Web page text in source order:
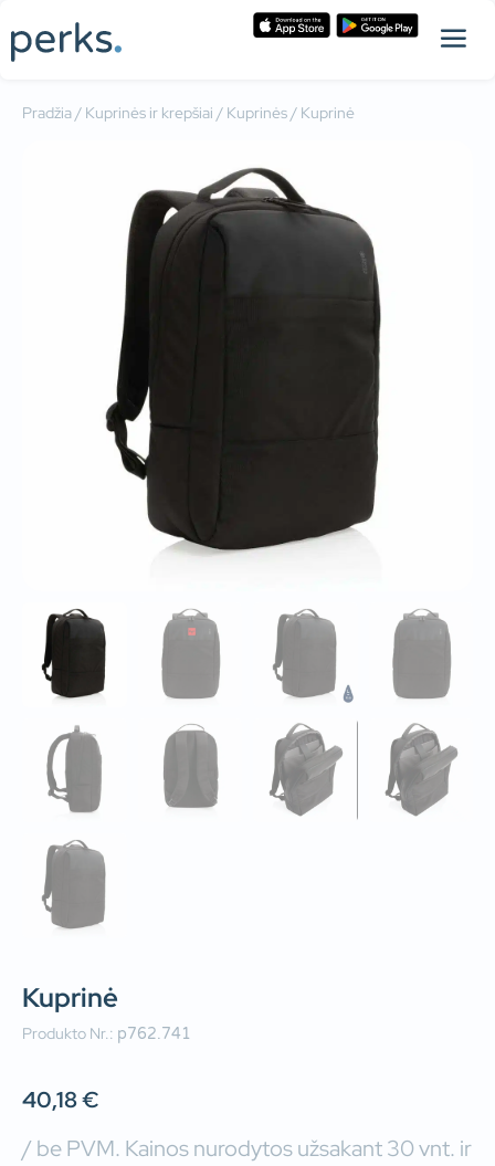
Pradžia/ Kuprinės ir krepšiai / Kuprinės/ Kuprinė
Kuprinė
Produkto Nr.: p762.741
40,18€
/ be PVM. Kainos nurodytos užsakant 30 vnt. ir